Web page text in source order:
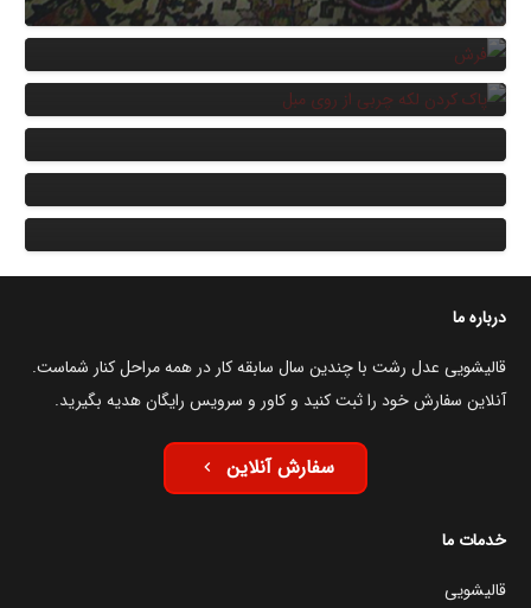
مزایا و معایب شستن فرش در خانه یا قالیشویی
مقالات
پاک کردن لکه چربی از روی مبل
مقالات
بهترین اسپری‌ های لکه‌ بر مبل
مقالات
انتخاب مواد شوینده مناسب شستشوی موکت
مقالات
بدترین اشتباهات در شستشوی فرش
درباره ما
قالیشویی عدل رشت با چندین سال سابقه کار در همه مراحل کنار شماست.
آنلاین سفارش خود را ثبت کنید و کاور و سرویس رایگان هدیه بگیرید.
سفارش آنلاین keyboard_arrow_left
خدمات ما
قالیشویی